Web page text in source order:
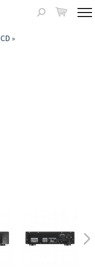
Meklēšanas
CD »